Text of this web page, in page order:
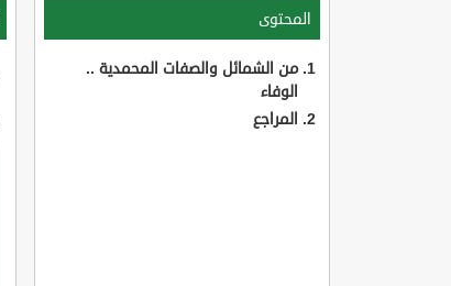
المحتوى
من الشمائل والصفات المحمدية ..
الوفاء
المراجع